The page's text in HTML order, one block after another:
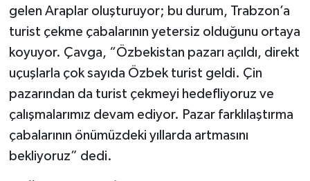
gelen Araplar oluşturuyor; bu durum, Trabzon’a
turist çekme çabalarının yetersiz olduğunu ortaya
koyuyor. Çavga, “Özbekistan pazarı açıldı, direkt
uçuşlarla çok sayıda Özbek turist geldi. Çin
pazarından da turist çekmeyi hedefliyoruz ve
çalışmalarımız devam ediyor. Pazar farklılaştırma
çabalarının önümüzdeki yıllarda artmasını
bekliyoruz” dedi.